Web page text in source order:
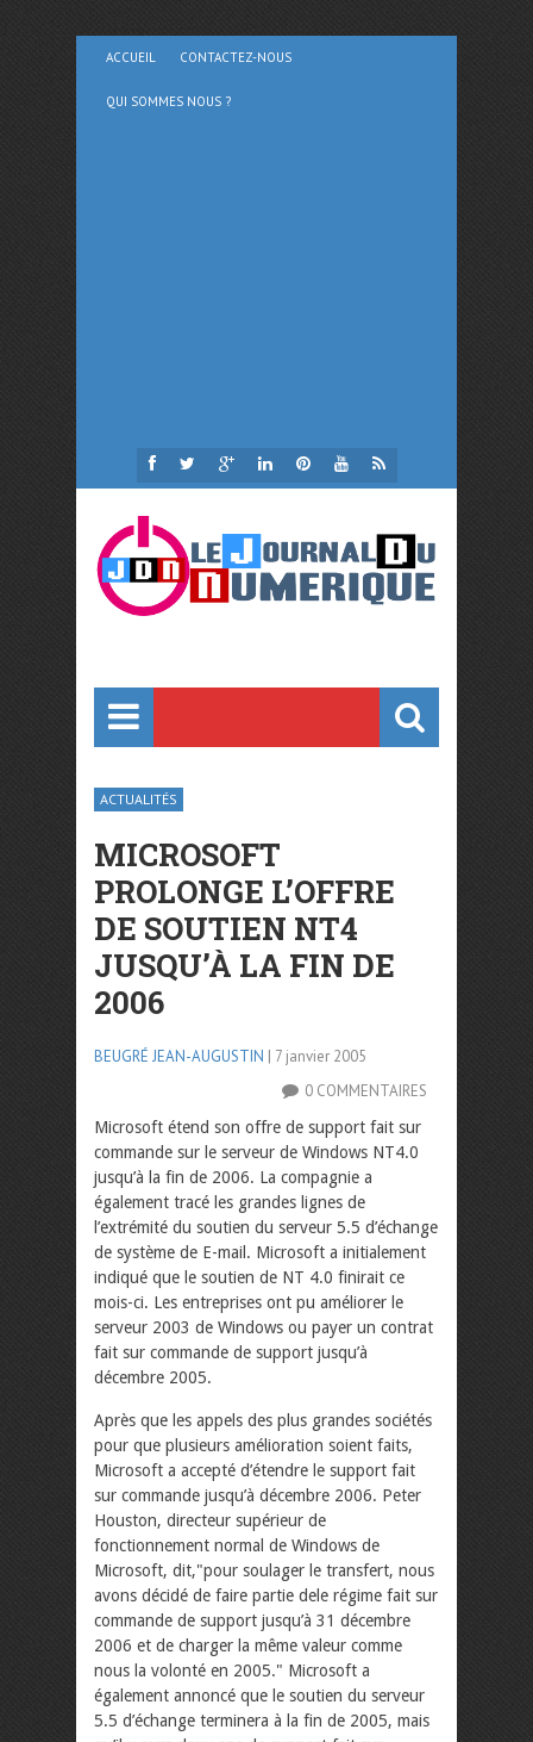
ACCUEIL CONTACTEZ-NOUS
QUI SOMMES NOUS ?
ACTUALITÉS
MICROSOFT
PROLONGE L’OFFRE
DE SOUTIEN NT4
JUSQU’À LA FIN DE
2006
BEUGRÉ JEAN-AUGUSTIN | 7 janvier 2005
0 COMMENTAIRES
Microsoft étend son offre de support fait sur
commande sur le serveur de Windows NT4.0
jusqu’à la fin de 2006. La compagnie a
également tracé les grandes lignes de
l’extrémité du soutien du serveur 5.5 d’échange
de système de E-mail. Microsoft a initialement
indiqué que le soutien de NT 4.0 finirait ce
mois-ci. Les entreprises ont pu améliorer le
serveur 2003 de Windows ou payer un contrat
fait sur commande de support jusqu’à
décembre 2005.
Après que les appels des plus grandes sociétés
pour que plusieurs amélioration soient faits,
Microsoft a accepté d’étendre le support fait
sur commande jusqu’à décembre 2006. Peter
Houston, directeur supérieur de
fonctionnement normal de Windows de
Microsoft, dit,"pour soulager le transfert, nous
avons décidé de faire partie dele régime fait sur
commande de support jusqu’à 31 décembre
2006 et de charger la même valeur comme
nous la volonté en 2005." Microsoft a
également annoncé que le soutien du serveur
5.5 d’échange terminera à la fin de 2005, mais